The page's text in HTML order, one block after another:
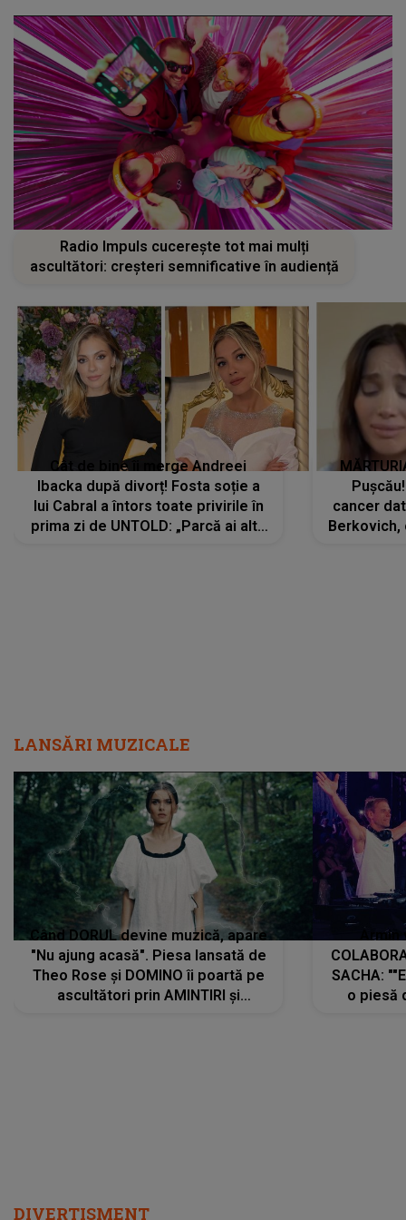
Radio Impuls cucerește tot mai mulți
ascultători: creșteri semnificative în audiență
Cât de bine îi merge Andreei
Ibacka după divorț! Fosta soție a
lui Cabral a întors toate privirile în
prima zi de UNTOLD: „Parcă ai altă
cancer
Berkovich,
LANSĂRI MUZICALE
Când DORUL devine muzică, apare
"Nu ajung acasă". Piesa lansată de
Theo Rose și DOMINO îi poartă pe
ascultători prin AMINTIRI și
SACHA:
o piesă
DIVERTISMENT